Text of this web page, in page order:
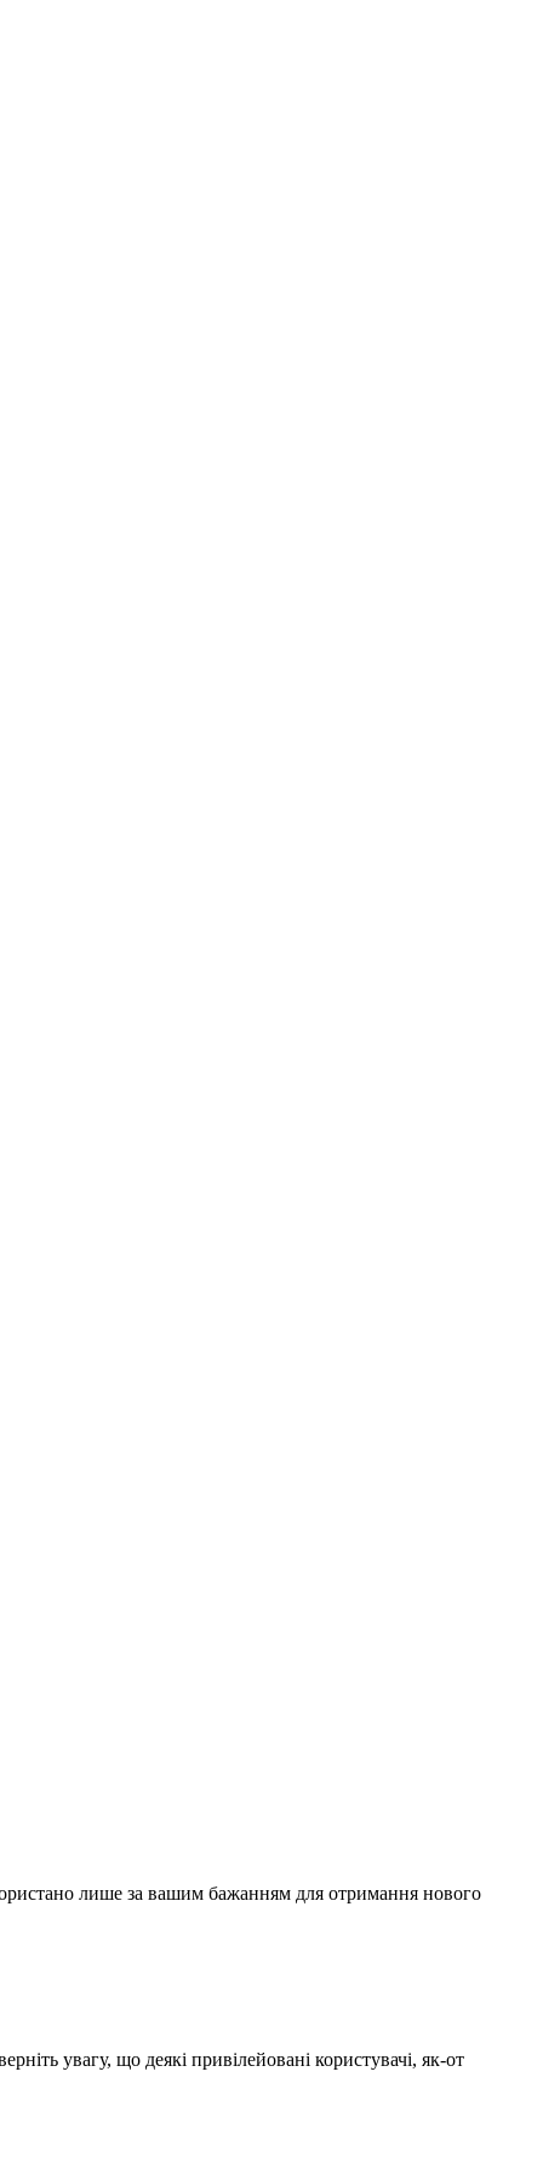
лише за вашим бажанням для отримання нового
увагу, що деякі привілейовані користувачі, як-от